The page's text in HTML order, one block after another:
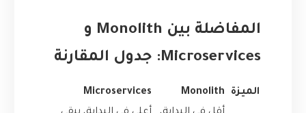
المفاضلة بين Monolith و
Microservices: جدول المقارنة
الميزة Monolith
Microservices